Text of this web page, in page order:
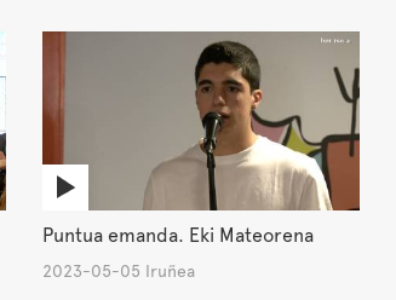
Puntua emanda. Eki Mateorena
2023-05-05 Iruñea